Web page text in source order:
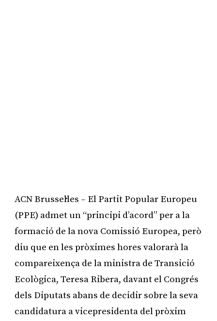
ACN Brussel·les – El Partit Popular Europeu
(PPE) admet un “principi d’acord” per a la
formació de la nova Comissió Europea, però
diu que en les pròximes hores valorarà la
compareixença de la ministra de Transició
Ecològica, Teresa Ribera, davant el Congrés
dels Diputats abans de decidir sobre la seva
candidatura a vicepresidenta del pròxim